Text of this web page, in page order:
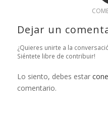
Dejar un
¿Quieres unirte a la
Siéntete libre de contribuir!
Lo siento, debes estar
comentario.